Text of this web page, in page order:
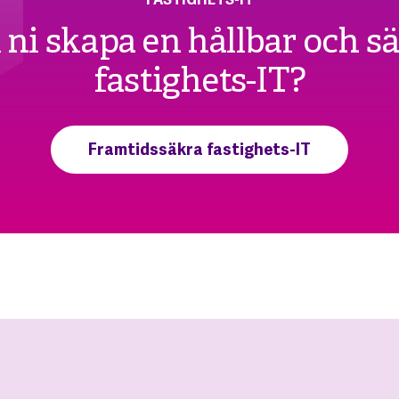
skapa en hållbar och
fastighets-IT?
Framtidssäkra fastighets-IT